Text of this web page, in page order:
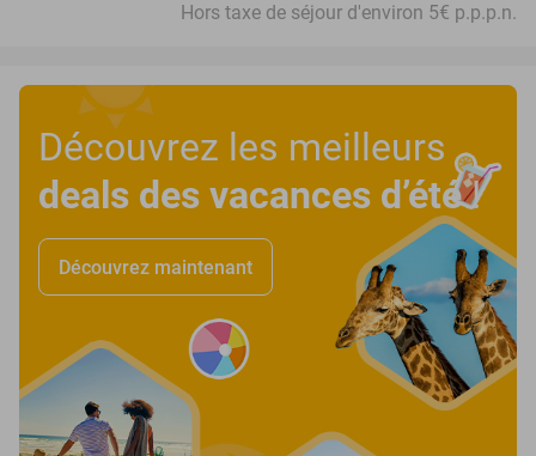
Hors taxe de séjour d'environ 5€ p.p.p.n.
Découvrez les meilleurs
deals des vacances d’été!
Découvrez maintenant